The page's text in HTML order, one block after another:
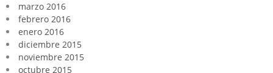
marzo 2016
febrero 2016
enero 2016
diciembre 2015
noviembre 2015
octubre 2015